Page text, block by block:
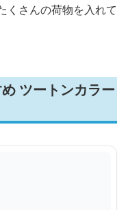
くさんの荷物を入れて
ツートンカラー